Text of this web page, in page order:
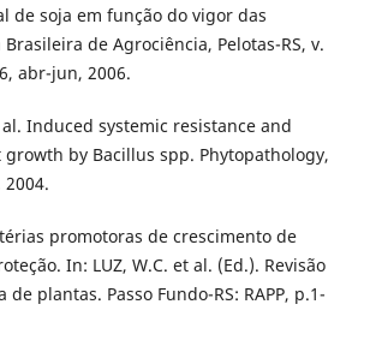
de soja em função do vigor das
de Agrociência, Pelotas-RS, v.
abr-jun, 2006.
al. Induced systemic resistance and
by Bacillus spp. Phytopathology,
2004.
promotoras de crescimento de
In: LUZ, W.C. et al. (Ed.). Revisão
plantas. Passo Fundo-RS: RAPP, p.1-